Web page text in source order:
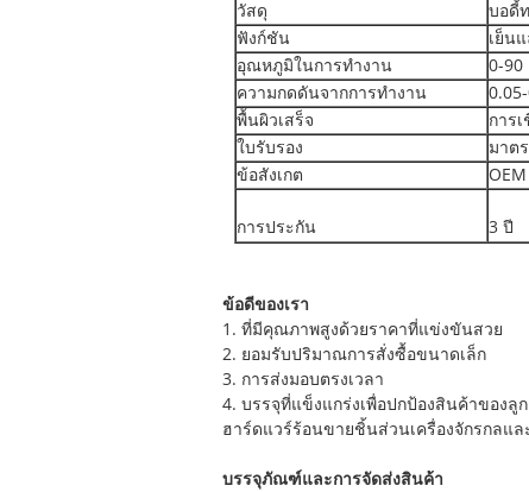
วัสดุ
บอดี้
ฟังก์ชัน
เย็น
อุณหภูมิในการทำงาน
0-90
ความกดดันจากการทำงาน
พื้นผิวเสร็จ
การ
ใบรับรอง
มาต
ข้อสังเกต
การประกัน 3 ปี
ข้อดีของเรา
1. ที่มีคุณภาพสูงด้วยราคาที่แข่งขันสวย
2. ยอมรับปริมาณการสั่งซื้อขนาดเล็ก
3. การส่งมอบตรงเวลา
4. บรรจุที่แข็งแกร่งเพื่อปกป้องสินค้าของลู
ฮาร์ดแวร์ร้อนขายชิ้นส่วนเครื่องจักรกลแ
บรรจุภัณฑ์และการจัดส่งสินค้า